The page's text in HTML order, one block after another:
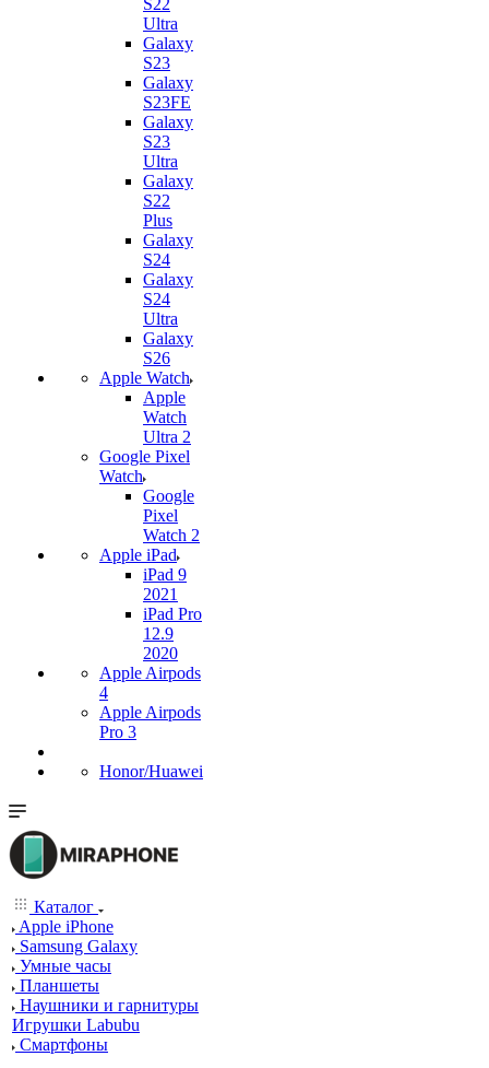
S22
Ultra
Galaxy
S23
Galaxy
S23FE
Galaxy
S23
Ultra
Galaxy
S22
Plus
Galaxy
S24
Galaxy
S24
Ultra
Galaxy
S26
Apple Watch
Apple
Watch
Ultra 2
Google Pixel
Watch
Google
Pixel
Watch 2
Apple iPad
iPad 9
2021
iPad Pro
12.9
2020
Apple Airpods
4
Apple Airpods
Pro 3
Honor/Huawei
Каталог
Apple iPhone
Samsung Galaxy
Умные часы
Планшеты
Наушники и гарнитуры
Игрушки Labubu
Смартфоны